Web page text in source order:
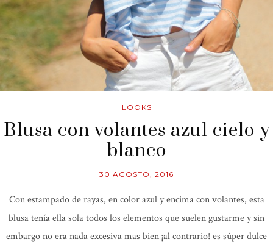
LOOKS
Blusa con volantes azul cielo y
blanco
30 AGOSTO, 2016
Con estampado de rayas, en color azul y encima con volantes, esta
blusa tenía ella sola todos los elementos que suelen gustarme y sin
embargo no era nada excesiva mas bien ¡al contrario! es súper dulce